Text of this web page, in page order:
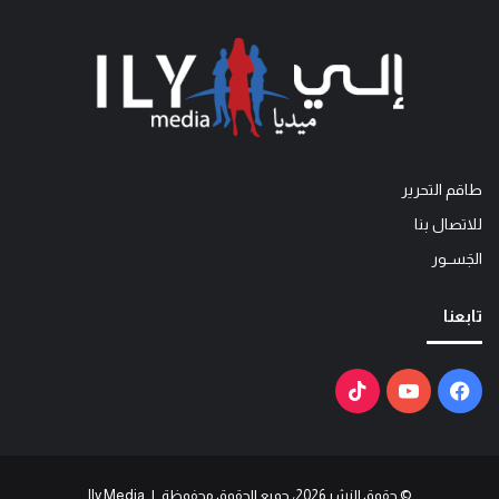
طاقم التحرير
للاتصال بنا
الجَســور
تابعنا
فيسبوكيوتيوب ‫TikTok
© حقوق النشر 2026، جميع الحقوق محفوظة | Ily Media